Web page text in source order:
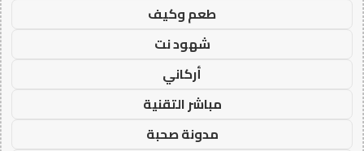
طعم وكيف
شهود نت
أركاني
مباشر التقنية
مدونة صحبة